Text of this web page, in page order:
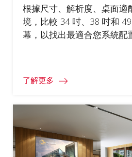
根據尺寸、解析度、桌面適
境，比較 34 吋、38 吋和
幕，以找出最適合您系統配
了解更多